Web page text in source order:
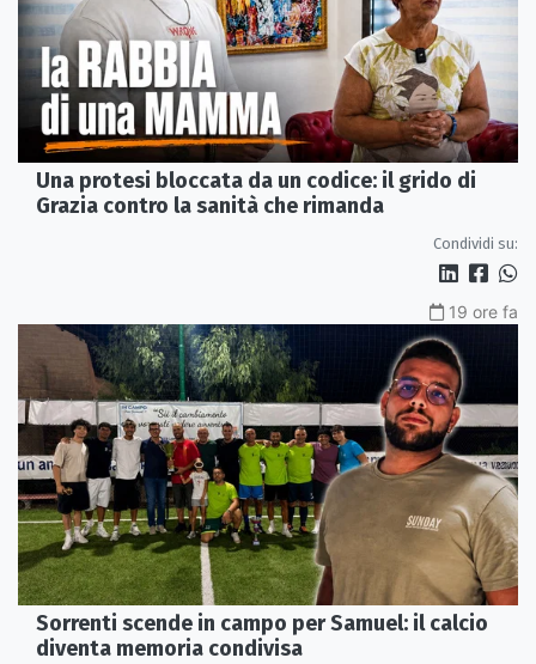
Una protesi bloccata da un codice: il grido di
Grazia contro la sanità che rimanda
Condividi su:
19 ore fa
Sorrenti scende in campo per Samuel: il calcio
diventa memoria condivisa